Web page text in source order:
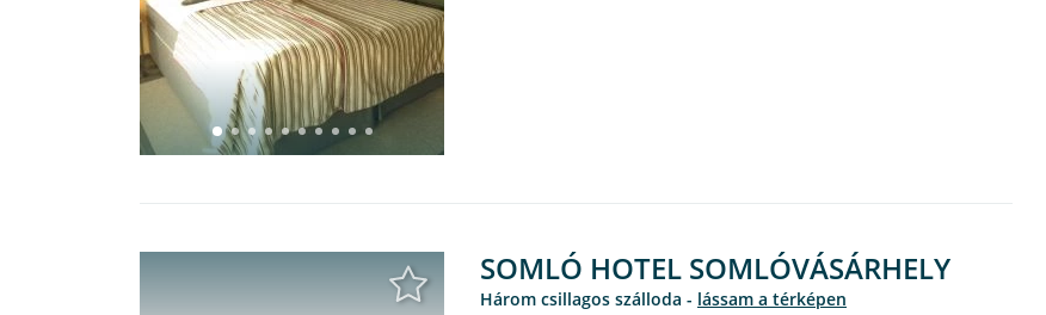
SOMLÓ HOTEL SOMLÓVÁSÁRHELY
Három csillagos szálloda - lássam a térképen